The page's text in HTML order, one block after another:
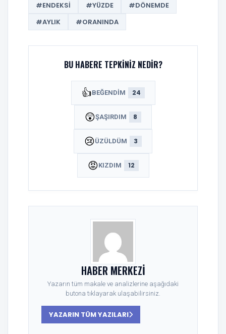
#ENDEKSI #YÜZDE
#DÖNEMDE
#AYLIK
#ORANINDA
BU HABERE TEPKINIZ NEDIR?
👍BEĞENDIM 24
😲ŞAŞIRDIM 8
😢ÜZÜLDÜM 3
😡KIZDIM 12
HABER MERKEZI
Yazarın tüm makale ve analizlerine aşağıdaki
butona tıklayarak ulaşabilirsiniz.
YAZARIN TÜM YAZILARI